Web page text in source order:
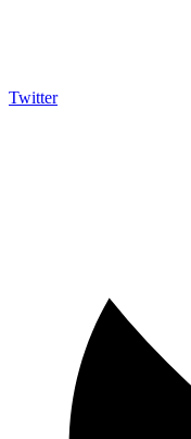
Twitter